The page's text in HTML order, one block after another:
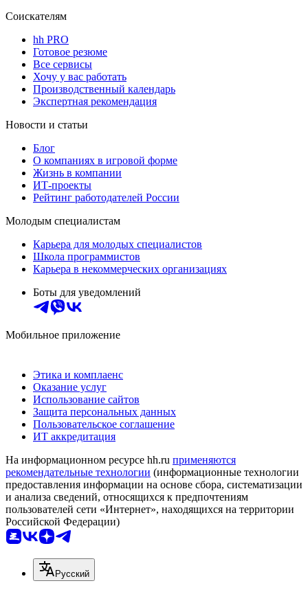
Соискателям
hh PRO
Готовое резюме
Все сервисы
Хочу у вас работать
Производственный календарь
Экспертная рекомендация
Новости и статьи
Блог
О компаниях в игровой форме
Жизнь в компании
ИТ-проекты
Рейтинг работодателей России
Молодым специалистам
Карьера для молодых специалистов
Школа программистов
Карьера в некоммерческих организациях
Боты для уведомлений
Мобильное приложение
Этика и комплаенс
Оказание услуг
Использование сайтов
Защита персональных данных
Пользовательское соглашение
ИТ аккредитация
На информационном ресурсе hh.ru применяются
рекомендательные технологии (информационные технологии
предоставления информации на основе сбора, систематизации
и анализа сведений, относящихся к предпочтениям
пользователей сети «Интернет», находящихся на территории
Российской Федерации)
Русский